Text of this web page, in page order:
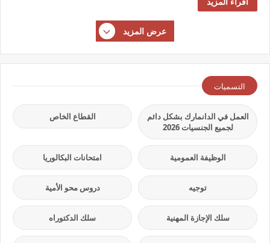
عرض المزيد
التسميات
العمل في الدانمارك بشكل دائم
لجميع الجنسيات 2026
القطاع الخاص
الوظيفة العمومية امتحانات البكالوريا
توجيه دروس محو الأمية
سلك الإجازة المهنية سلك الدكتوراه